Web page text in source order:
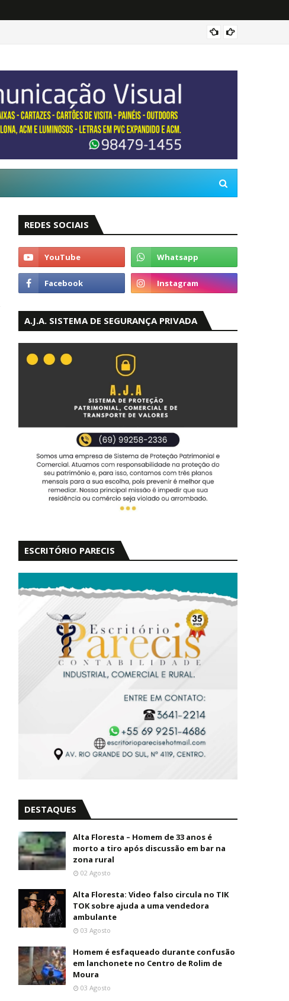
REDES SOCIAIS
A.J.A. SISTEMA DE SEGURANÇA PRIVADA
ESCRITÓRIO PARECIS
DESTAQUES
Alta Floresta – Homem de 33 anos é
morto a tiro após discussão em bar na
zona rural
02 Agosto
Alta Floresta: Video falso circula no TIK
TOK sobre ajuda a uma vendedora
ambulante
03 Agosto
Homem é esfaqueado durante confusão
em lanchonete no Centro de Rolim de
Moura
03 Agosto